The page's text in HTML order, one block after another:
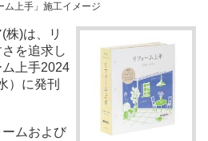
ム上手」施工イメージ
)は、リ
を追求し
上手2024
）に発刊
ムおよび